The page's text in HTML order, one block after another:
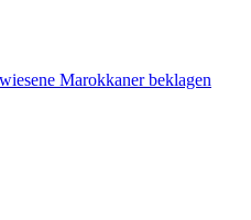
Marokkaner beklagen